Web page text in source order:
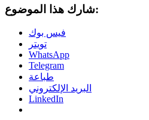
شارك هذا الموضوع:
فيس بوك
تويتر
WhatsApp
Telegram
طباعة
البريد الإلكتروني
LinkedIn